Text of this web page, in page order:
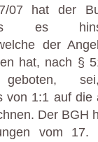
07 hat der
es
der
hat, nach §
von 1:1 auf die
Der BGH
vom